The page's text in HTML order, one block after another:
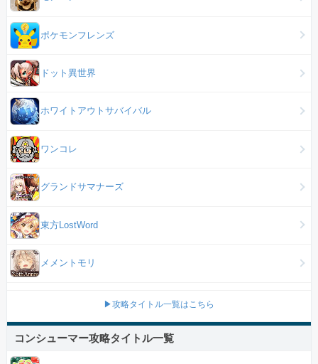
ポケモンフレンズ
ドット異世界
ホワイトアウトサバイバル
ワンコレ
グランドサマナーズ
東方LostWord
メメントモリ
▶攻略タイトル一覧はこちら
コンシューマー攻略タイトル一覧